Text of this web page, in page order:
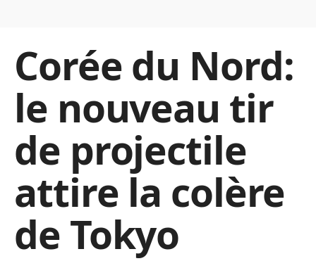
Corée du Nord:
le nouveau tir
de projectile
attire la colère
de Tokyo